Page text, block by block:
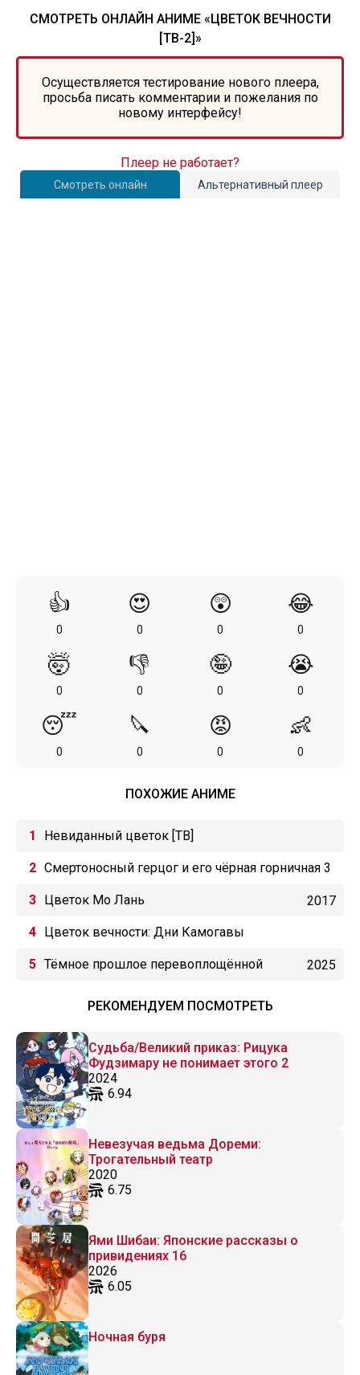
СМОТРЕТЬ ОНЛАЙН АНИМЕ «ЦВЕТОК ВЕЧНОСТИ
[ТВ-2]»
Осуществляется тестирование нового плеера,
просьба писать комментарии и пожелания по
новому интерфейсу!
Смотреть онлайн Альтернативный плеер
Плеер не работает?
👍
0
😍
0
😲
0
😂
0
🤯
0
👎
0
🤪
0
😭
0
😴
0
🔪
0
😡
0
👶
0
ПОХОЖИЕ АНИМЕ
Невиданный цветок [ТВ]
Смертоносный герцог и его чёрная горничная 3
Цветок Мо Лань 2017
Цветок вечности: Дни Камогавы
Тёмное прошлое перевоплощённой 2025
РЕКОМЕНДУЕМ ПОСМОТРЕТЬ
Судьба/Великий приказ: Рицука
Фудзимару не понимает этого 2
2024
6.94
Невезучая ведьма Дореми:
Трогательный театр
2020
6.75
Ями Шибаи: Японские рассказы о
привидениях 16
2026
6.05
Ночная буря